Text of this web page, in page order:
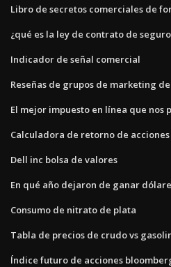
Libro de secretos comerciales de
¿qué es la ley de contrato de seguro_
Indicador de señal comercial
Reseñas de grupos de marketing
El mejor impuesto en línea que nos
Calculadora de retorno de
Dell inc bolsa de valores
En qué año dejaron de ganar
Consumo de nitrato de plata
Tabla de precios de crudo vs
Índice futuro de acciones